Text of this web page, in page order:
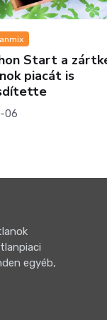
Start a
piacát is
06
egyéb,